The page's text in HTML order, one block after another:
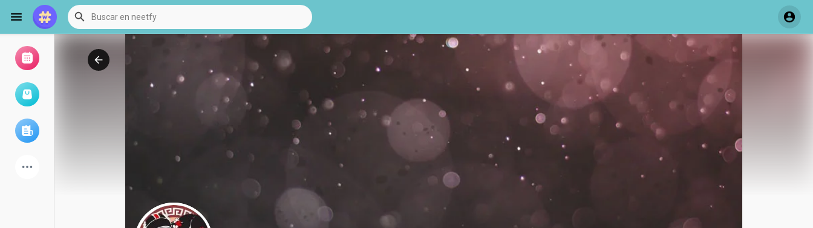
Mis eventos